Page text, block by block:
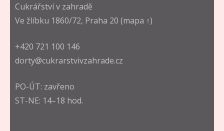
Cukrářství v zahradě
Ve žlíbku 1860/72, Praha 20 (mapa ↑)
+420 721 100 146
dorty@cukrarstvivzahrade.cz
PO-ÚT: zavřeno
ST-NE: 14–18 hod.